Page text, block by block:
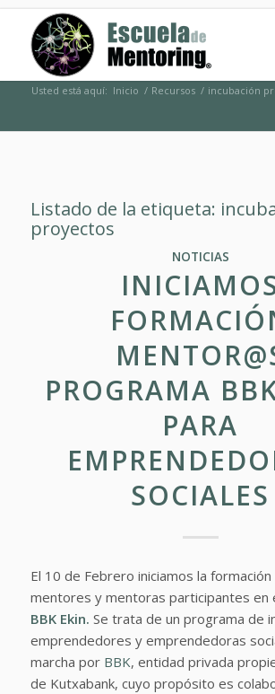
Usted está aquí: Inicio / Recursos / incubación
Listado de la etiqueta:
proyectos
NOTICIAS
PROGRAMA
PARA
SOCIALES
El 10 de Febrero iniciamos la
mentores y mentoras participantes en
BBK Ekin. Se trata de un programa de
emprendedores y emprendedoras
marcha por BBK, entidad privada
de Kutxabank, cuyo propósito es